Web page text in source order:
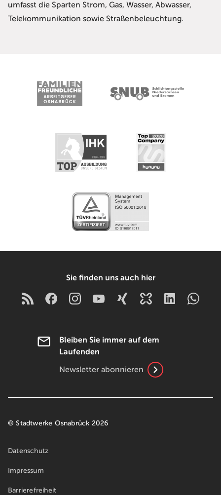
umfasst die Sparten Strom, Gas, Wasser, Abwasser,
Telekommunikation sowie Straßenbeleuchtung.
Sie finden uns auch hier
Bleiben Sie immer auf dem
Laufenden
Newsletter abonnieren
© Stadtwerke Osnabrück 2026
Datenschutz
Impressum
Barrierefreiheit